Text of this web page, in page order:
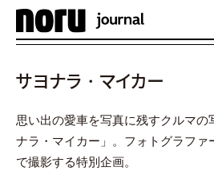
サヨナラ・マイカー
思い出の愛車を写真に残すクルマの
ナラ・マイカー」。フォトグラファ
で撮影する特別企画。